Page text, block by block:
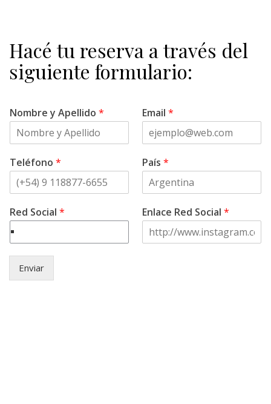
Hacé tu reserva a través del
siguiente formulario:
Nombre y Apellido * Email *
Teléfono * País *
Red Social * Enlace Red Social *
Enviar